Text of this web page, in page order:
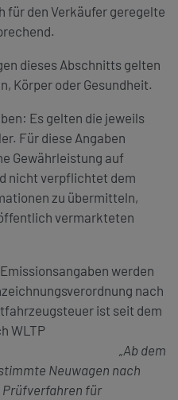
für den Verkäufer geregelte
dieses Abschnitts gelten
Körper oder Gesundheit.
Es gelten die jeweils
Für diese Angaben
Gewährleistung auf
nicht verpflichtet dem
zu übermitteln,
vermarkteten
werden
nach
ist seit dem
WLTP
„Ab dem
Neuwagen nach
für